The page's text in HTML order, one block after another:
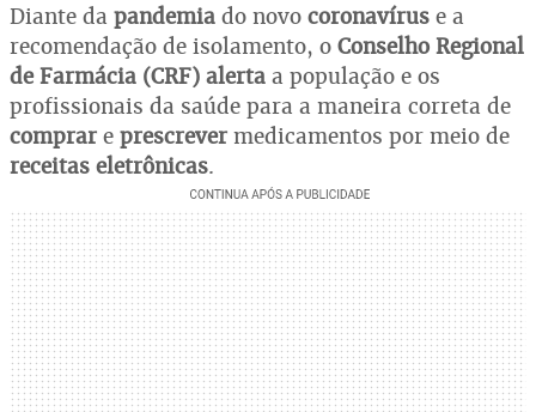
Diante da pandemia do novo coronavírus e a
recomendação de isolamento, o Conselho Regional
de Farmácia (CRF) alerta a população e os
profissionais da saúde para a maneira correta de
comprar e prescrever medicamentos por meio de
receitas eletrônicas.